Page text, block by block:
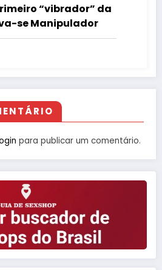
“vibrador” da
se Manipulador
para publicar um comentário.